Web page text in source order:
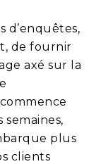
d’enquêtes,
de fournir
axé sur la
semaines,
plus
clients